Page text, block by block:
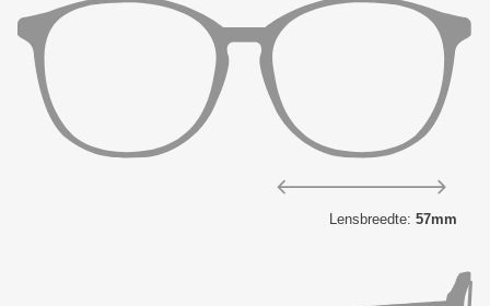
Lensbreedte: 57mm